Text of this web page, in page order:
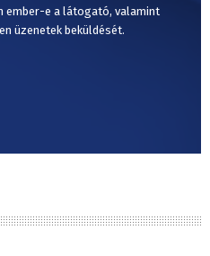
ember-e a látogató, valamint
üzenetek beküldését.